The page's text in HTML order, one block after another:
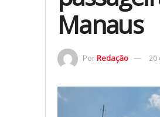
Manaus
PorRedação 20